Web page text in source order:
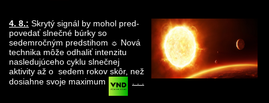
4. 8.: Skrytý signál by mohol pred­
povedať slnečné búrky so
sedemročným pred­stihom ☼ Nová
technika môže odhaliť intenzitu
nasledujúceho cyklu slnečnej
aktivity až o sedem rokov skôr, než
dosiahne svoje maximum